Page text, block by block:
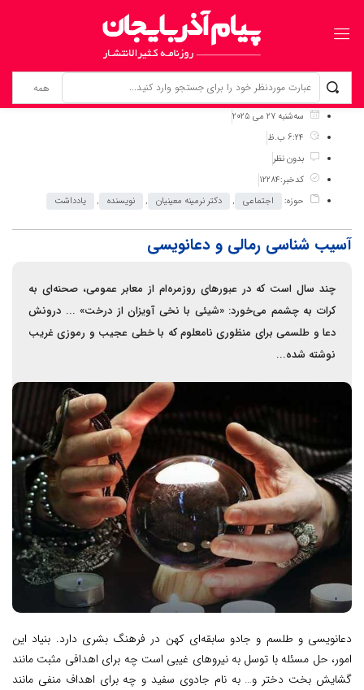
برگ نخست نوشته‌ها
آسیب شناسی رمالی و دعانویسی
سه‌شنبه 27 می 2025
6:24 ب.ظ
بدون نظر
کدخبر:12284
حوزه:
اجتماعی , دکتر نرمینه معینیان , نویسنده , یادداشت
آسیب شناسی رمالی و دعانویسی
چند سال است که در عبور‌های روزمره‌ام از معابر عمومی، صحنه‌ای به
کرات به چشمم می‌خورد: «شیئی با نخی آویزان از درخت» ... درونش
دعا و طلسمی برای منظوری نامعلوم که با خطی عجیب و رموزی غریب
نوشته شده...
دعانویسی و طلسم و جادو سابقه‌ای کهن در فرهنگ بشری دارد. بنیاد این
امور، حل مسئله با توسل به نیروهای غیبی است چه برای اهدافی مثبت مانند
گشایش بخت دختر و… به نام جادوی سفید و چه برای اهداف منفی مانند